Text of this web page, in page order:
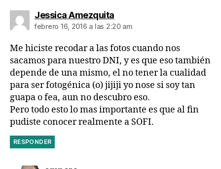
Jessica Amezquitadice:
febrero 16, 2016 a las 2:20 am
Me hiciste recodar a las fotos cuando nos
sacamos para nuestro DNI, y es que eso también
depende de una mismo, el no tener la cualidad
para ser fotogénica (o) jijiji yo nose si soy tan
guapa o fea, aun no descubro eso.
Pero todo esto lo mas importante es que al fin
pudiste conocer realmente a SOFI.
RESPONDER